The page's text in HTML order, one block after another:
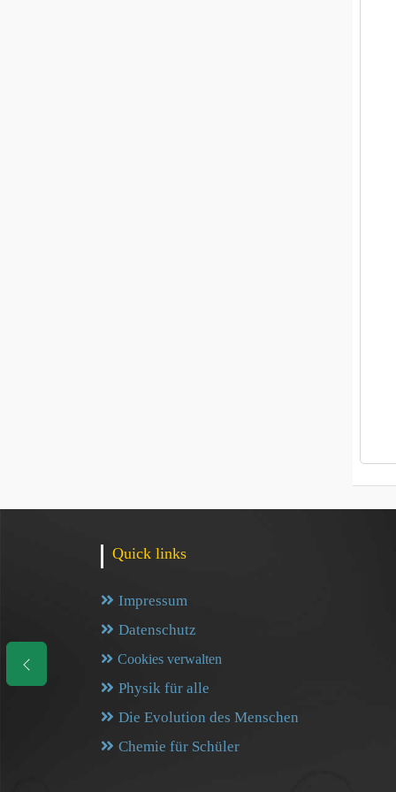
Quick links
Impressum
Datenschutz
Cookies verwalten
Physik für alle
Die Evolution des Menschen
Chemie für Schüler